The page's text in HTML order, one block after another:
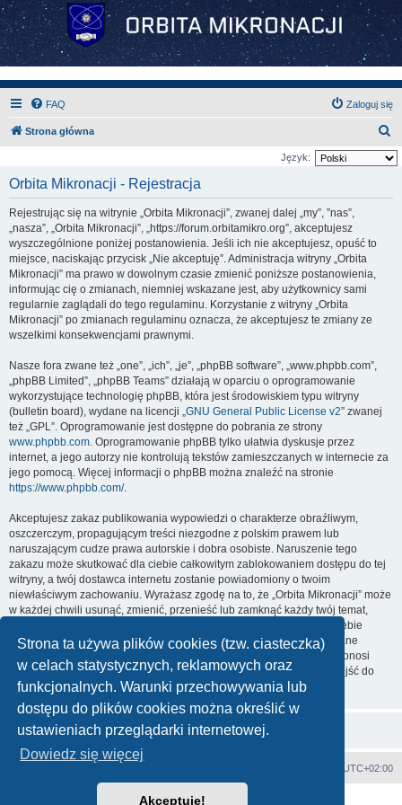
Strona ta używa plików cookies (tzw. ciasteczka)
w celach statystycznych, reklamowych oraz
funkcjonalnych. Warunki przechowywania lub
dostępu do plików cookies można określić w
ustawieniach przeglądarki internetowej.
Dowiedz się więcej
Akceptuję!
FAQ Zaloguj się
Strona główna
z
Język:
Orbita Mikronacji - Rejestracja
Rejestrując się na witrynie „Orbita Mikronacji”, zwanej dalej „my”, ”nas”,
„nasza”, „Orbita Mikronacji”, „https://forum.orbitamikro.org”, akceptujesz
wyszczególnione poniżej postanowienia. Jeśli ich nie akceptujesz, opuść to
miejsce, naciskając przycisk „Nie akceptuję”. Administracja witryny „Orbita
Mikronacji” ma prawo w dowolnym czasie zmienić poniższe postanowienia,
informując cię o zmianach, niemniej wskazane jest, aby użytkownicy sami
regularnie zaglądali do tego regulaminu. Korzystanie z witryny „Orbita
Mikronacji” po zmianach regulaminu oznacza, że akceptujesz te zmiany ze
wszelkimi konsekwencjami prawnymi.
Nasze fora zwane też „one”, „ich”, „je”, „phpBB software”, „www.phpbb.com”,
„phpBB Limited”, „phpBB Teams” działają w oparciu o oprogramowanie
wykorzystujące technologię phpBB, która jest środowiskiem typu witryny
(bulletin board), wydane na licencji „GNU General Public License v2” zwanej
też „GPL”. Oprogramowanie jest dostępne do pobrania ze strony
www.phpbb.com. Oprogramowanie phpBB tylko ułatwia dyskusje przez
internet, a jego autorzy nie kontrolują tekstów zamieszczanych w internecie za
jego pomocą. Więcej informacji o phpBB można znaleźć na stronie
https://www.phpbb.com/.
Akceptujesz zakaz publikowania wypowiedzi o charakterze obraźliwym,
oszczerczym, propagującym treści niezgodne z polskim prawem lub
naruszającym cudze prawa autorskie i dobra osobiste. Naruszenie tego
zakazu może skutkować dla ciebie całkowitym zablokowaniem dostępu do tej
witryny, a twój dostawca internetu zostanie powiadomiony o twoim
niewłaściwym zachowaniu. Wyrażasz zgodę na to, że „Orbita Mikronacji” może
w każdej chwili usunąć, zmienić, przenieść lub zamknąć każdy twój temat,
post. Wyrażasz zgodę na zapisywanie wszystkich podanych przez ciebie
informacji w naszej bazie danych. Informacje te nie będą przekazywane
nikomu bez twojej zgody, ale ani „Orbita Mikronacji”, ani phpBB nie ponosi
odpowiedzialności za włamania do witryny, podczas których może dojść do
kradzieży danych.
UTC+02:00
Technologię dostarczaphpBB® Forum Software © phpBB Limited